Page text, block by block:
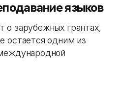
языков
о зарубежных грантах,
остается одним из